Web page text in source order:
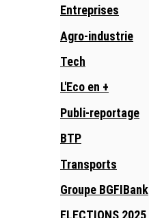
Entreprises
Agro-industrie
Tech
L'Eco en +
Publi-reportage
BTP
Transports
Groupe BGFIBank